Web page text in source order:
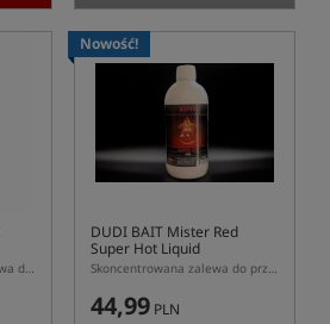
Intensywnie smużąca zalewa do przynęt
Nowość!
DUDI BAIT Mister Red
Super Hot Liquid
Skoncentrowana zalewa do przynęt i zanęt DUDI BAIT Mister red Super Hot
44,99 PLN